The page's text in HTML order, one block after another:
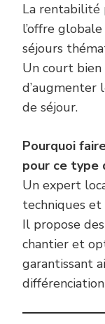
La rentabilité
l’offre
séjours
Un court
d’augmenter
de séjour.
Pourquoi
pour ce type
Un expert
techniques
Il propose
chantier et
garantissant